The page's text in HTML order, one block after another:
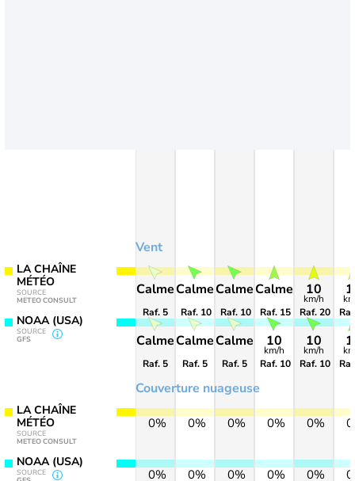
LA CHAÎNE
MÉTÉO
SOURCE
METEO CONSULT
NOAA (USA)
SOURCE
GFS
LA CHAÎNE
MÉTÉO
SOURCE
METEO CONSULT
NOAA (USA)
SOURCE
Vent
Couverture nuageuse
Calme
Raf. 5
Calme
Raf. 5
0%
0%
Calme
Raf. 10
Calme
Raf. 5
0%
0%
Calme
Raf. 10
Calme
Raf. 5
0%
0%
Calme
Raf. 15
10
km/h
Raf. 10
0%
0%
10
km/h
Raf. 20
10
km/h
Raf. 10
0%
0%